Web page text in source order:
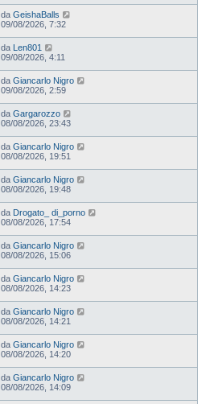
da GeishaBalls
09/08/2026, 7:32
da Len801
09/08/2026, 4:11
da Giancarlo Nigro
09/08/2026, 2:59
da Gargarozzo
08/08/2026, 23:43
da Giancarlo Nigro
08/08/2026, 19:51
da Giancarlo Nigro
08/08/2026, 19:48
da Drogato_ di_porno
08/08/2026, 17:54
da Giancarlo Nigro
08/08/2026, 15:06
da Giancarlo Nigro
08/08/2026, 14:23
da Giancarlo Nigro
08/08/2026, 14:21
da Giancarlo Nigro
08/08/2026, 14:20
da Giancarlo Nigro
08/08/2026, 14:09